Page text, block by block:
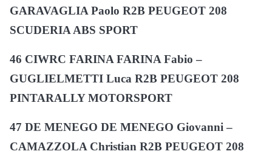
GARAVAGLIA Paolo R2B PEUGEOT 208
SCUDERIA ABS SPORT
46 CIWRC FARINA FARINA Fabio –
GUGLIELMETTI Luca R2B PEUGEOT 208
PINTARALLY MOTORSPORT
47 DE MENEGO DE MENEGO Giovanni –
CAMAZZOLA Christian R2B PEUGEOT 208